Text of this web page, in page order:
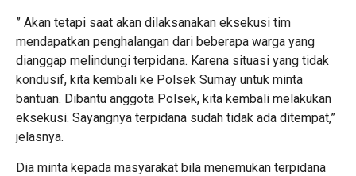
” Akan tetapi saat akan dilaksanakan eksekusi tim
mendapatkan penghalangan dari beberapa warga yang
dianggap melindungi terpidana. Karena situasi yang tidak
kondusif, kita kembali ke Polsek Sumay untuk minta
bantuan. Dibantu anggota Polsek, kita kembali melakukan
eksekusi. Sayangnya terpidana sudah tidak ada ditempat,”
jelasnya.
Dia minta kepada masyarakat bila menemukan terpidana